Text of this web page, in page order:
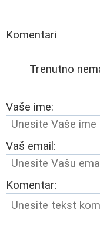
Komentari
Trenutno
Vaše ime:
Vaš email:
Komentar: